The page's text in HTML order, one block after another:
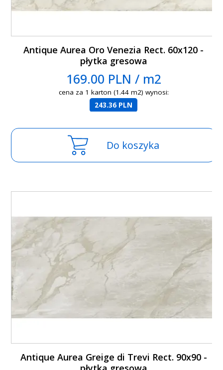
Antique Aurea Oro Venezia Rect. 60x120 -
płytka gresowa
169.00 PLN / m2
cena za 1 karton (1.44 m2) wynosi:
243.36 PLN
Do koszyka
Antique Aurea Greige di Trevi Rect. 90x90 -